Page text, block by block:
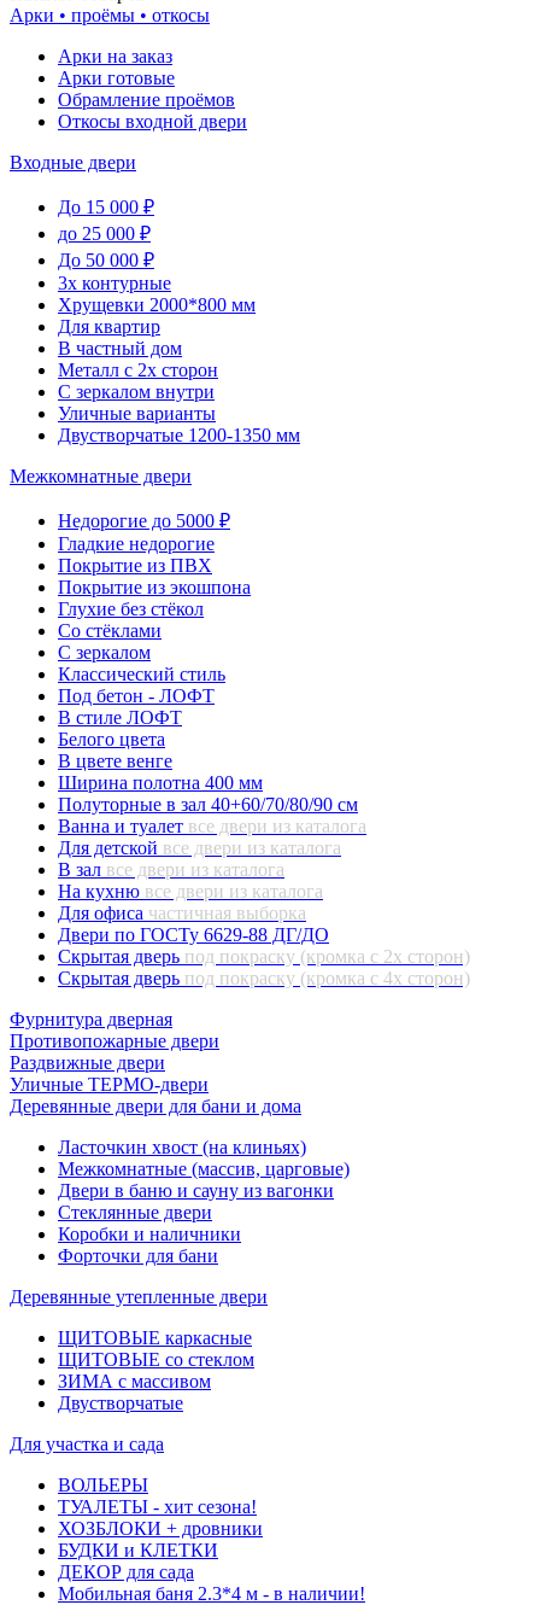
Арки • проёмы • откосы
Арки на заказ
Арки готовые
Обрамление проёмов
Откосы входной двери
Входные двери
До 15 000 ₽
до 25 000 ₽
До 50 000 ₽
3х контурные
Хрущевки 2000*800 мм
Для квартир
В частный дом
Металл с 2х сторон
С зеркалом внутри
Уличные варианты
Двустворчатые 1200-1350 мм
Межкомнатные двери
Недорогие до 5000 ₽
Гладкие недорогие
Покрытие из ПВХ
Покрытие из экошпона
Глухие без стёкол
Со стёклами
С зеркалом
Классический стиль
Под бетон - ЛОФТ
В стиле ЛОФТ
Белого цвета
В цвете венге
Ширина полотна 400 мм
Полуторные в зал 40+60/70/80/90 см
Ванна и туалет все двери из каталога
Для детской все двери из каталога
В зал все двери из каталога
На кухню все двери из каталога
Для офиса частичная выборка
Двери по ГОСТу 6629-88 ДГ/ДО
Скрытая дверь под покраску (кромка с 2х сторон)
Скрытая дверь под покраску (кромка с 4х сторон)
Фурнитура дверная
Противопожарные двери
Раздвижные двери
Уличные ТЕРМО-двери
Деревянные двери для бани и дома
Ласточкин хвост (на клиньях)
Межкомнатные (массив, царговые)
Двери в баню и сауну из вагонки
Стеклянные двери
Коробки и наличники
Форточки для бани
Деревянные утепленные двери
ЩИТОВЫЕ каркасные
ЩИТОВЫЕ со стеклом
ЗИМА с массивом
Двустворчатые
Для участка и сада
ВОЛЬЕРЫ
ТУАЛЕТЫ - хит сезона!
ХОЗБЛОКИ + дровники
БУДКИ и КЛЕТКИ
ДЕКОР для сада
Мобильная баня 2.3*4 м - в наличии!